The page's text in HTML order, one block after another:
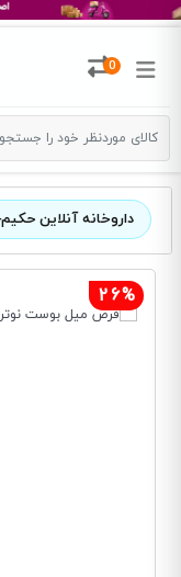
0
داروخانه آنلاین حکیم24
26%